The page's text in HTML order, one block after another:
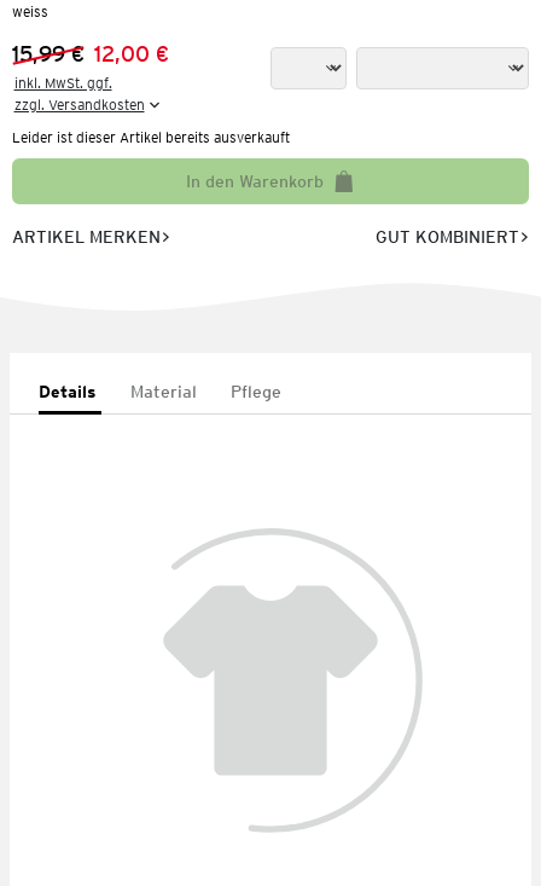
weiss
Vorheriger Preis:
15,99 €
Neuer Preis:
12,00 €
inkl. MwSt. ggf.
zzgl. Versandkosten
Leider ist dieser Artikel bereits ausverkauft
In den Warenkorb
ARTIKEL MERKEN GUT KOMBINIERT
Details Material Pflege